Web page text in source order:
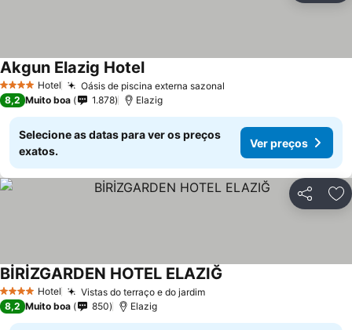
4 EstrelasHotel Oásis de piscina externa sazonal
Akgun Elazig HotelVer preços
8,2 Muito boa 1.878 Elazig
Selecione as datas para ver os preços
exatos.
Ver preços
Partilhar
4 EstrelasHotel Vistas do terraço e do jardimVer preços
BİRİZGARDEN HOTEL ELAZIĞ
8,2 Muito boa 850 Elazig